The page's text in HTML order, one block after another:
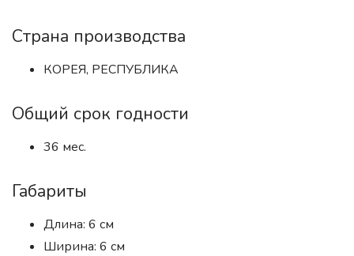
Страна производства
КОРЕЯ, РЕСПУБЛИКА
Общий срок годности
36 мес.
Габариты
Длина: 6 см
Ширина: 6 см